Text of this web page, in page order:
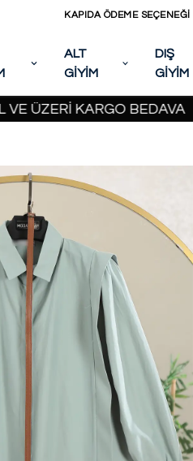
KAPIDA ÖDEME SEÇENEĞİ
ALT
GİYİM
DIŞ
GİYİM
KARGO BEDAVA 2.